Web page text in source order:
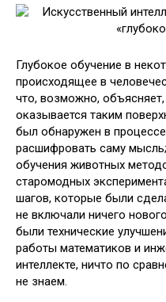
Глубокое обучение в
происходящее в
что, возможно, объясняет,
оказывается таким
был обнаружен в
расшифровать саму
обучения животных
старомодных
шагов, которые были
не включали ничего
были технические
работы математиков и
интеллекте, ничто по
не знаем.